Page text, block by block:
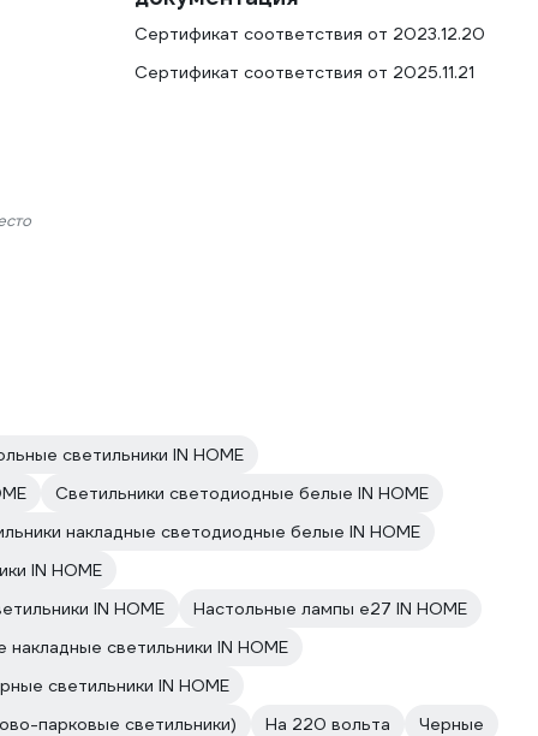
Сертификат соответствия от 2023.12.20
Сертификат соответствия от 2025.11.21
светильники IN HOME
Светильники светодиодные белые IN HOME
накладные светодиодные белые IN HOME
IN HOME
IN HOME
Настольные лампы e27 IN HOME
накладные светильники IN HOME
светильники IN HOME
парковые светильники) На 220 вольта
Черные